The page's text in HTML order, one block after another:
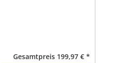
Gesamtpreis 199,97 € *